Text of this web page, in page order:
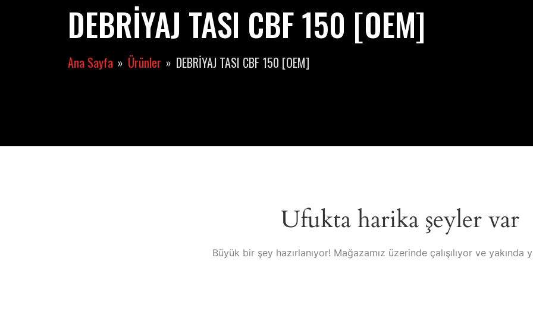
DEBRİYAJ TASI CBF 150 [OEM]
Ana Sayfa Ürünler DEBRİYAJ TASI CBF 150 [OEM]
Ufukta harika şeyler var
Büyük bir şey hazırlanıyor! Mağazamız üzerinde çalışılıyor ve yakında